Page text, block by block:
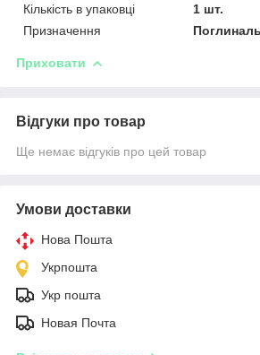
Кількість в упаковці
1 шт.
Призначення
Приховати
Відгуки про товар
Ще немає відгуків про цей товар
Умови доставки
Нова Пошта
Укрпошта
Укр пошта
Новая Почта